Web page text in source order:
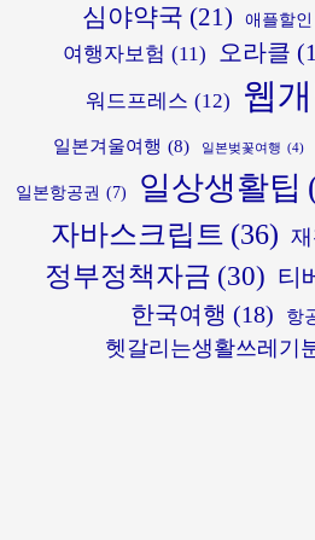
심야약국 (21) 애플할인
여행자보험 (11) 오라클
워드프레스 (12) 웹
일본겨울여행 (8) 일본벚꽃여행 (4)
일본항공권 (7) 일상생활팁
자바스크립트 (36)
정부정책자금 (30) 티
한국여행 (18) 항
헷갈리는생활쓰레기